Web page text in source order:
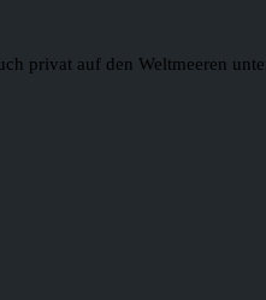
privat auf den Weltmeeren